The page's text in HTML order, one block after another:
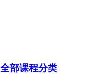
全部课程分类